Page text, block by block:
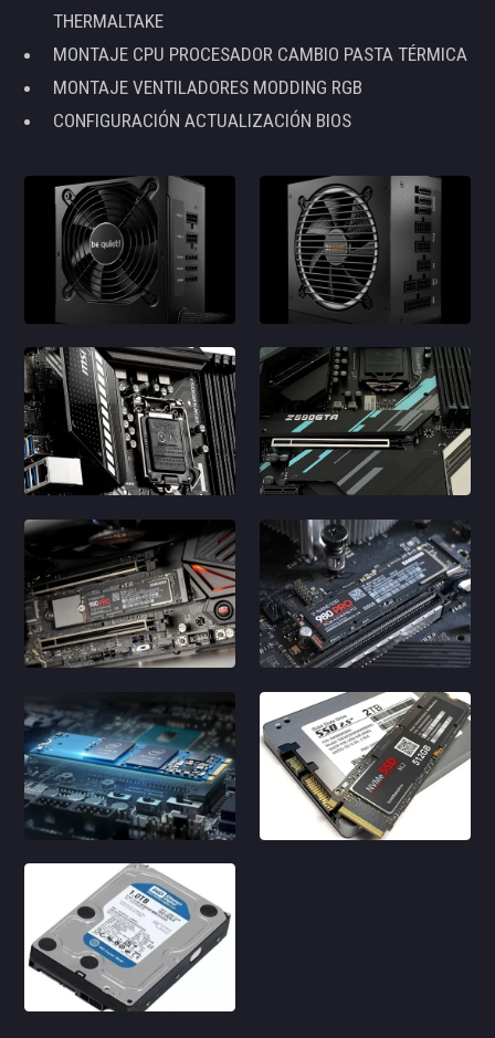
THERMALTAKE
MONTAJE CPU PROCESADOR CAMBIO PASTA TÉRMICA
MONTAJE VENTILADORES MODDING RGB
CONFIGURACIÓN ACTUALIZACIÓN BIOS